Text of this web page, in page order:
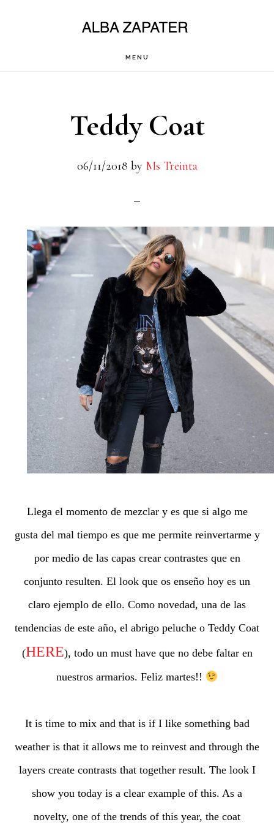
MENU
Teddy Coat
06/11/2018 by Ms Treinta
Llega el momento de mezclar y es que si algo me
gusta del mal tiempo es que me permite reinvertarme y
por medio de las capas crear contrastes que en
conjunto resulten. El look que os enseño hoy es un
claro ejemplo de ello. Como novedad, una de las
tendencias de este año, el abrigo peluche o Teddy Coat
(HERE), todo un must have que no debe faltar en
nuestros armarios. Feliz martes!!
It is time to mix and that is if I like something bad
weather is that it allows me to reinvest and through the
layers create contrasts that together result. The look I
show you today is a clear example of this. As a
novelty, one of the trends of this year, the coat